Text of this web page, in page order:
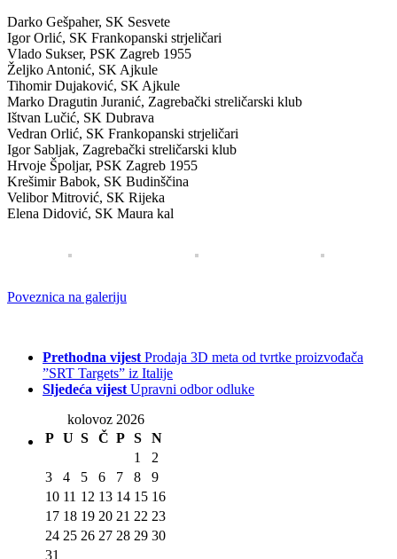
Darko Gešpaher, SK Sesvete
Igor Orlić, SK Frankopanski strjeličari
Vlado Sukser, PSK Zagreb 1955
Željko Antonić, SK Ajkule
Tihomir Dujaković, SK Ajkule
Marko Dragutin Juranić, Zagrebački streličarski klub
Ištvan Lučić, SK Dubrava
Vedran Orlić, SK Frankopanski strjeličari
Igor Sabljak, Zagrebački streličarski klub
Hrvoje Špoljar, PSK Zagreb 1955
Krešimir Babok, SK Budinščina
Velibor Mitrović, SK Rijeka
Elena Didović, SK Maura kal
Poveznica na galeriju
Prethodna vijest Prodaja 3D meta od tvrtke proizvođača
”SRT Targets” iz Italije
Sljedeća vijest Upravni odbor odluke
kolovoz 2026
P U S Č P S
N
1
2
3
4 5 6 7 8
9
10 11 12 13 14 15 16
17 18 19 20 21 22 23
24 25 26 27 28 29 30
31